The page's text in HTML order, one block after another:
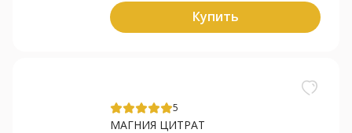
Купить
5
МАГНИЯ ЦИТРАТ